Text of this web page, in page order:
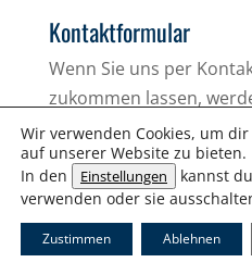
Kontaktformular
Wenn Sie uns per
zukommen lassen,
dem Anfrageformular
dort angegebenen
Bearbeitung der
Daten geben wir nicht
Wir verwenden Cookies, um
auf unserer Website zu bieten.
In den
Einstellungen
kannst
verwenden oder sie
Zustimmen Ablehnen